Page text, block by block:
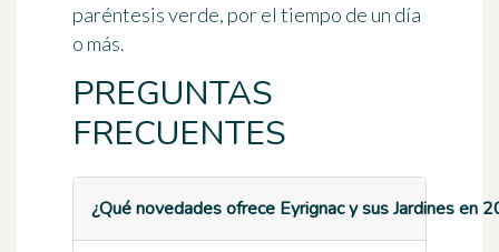
paréntesis verde, por el tiempo de un día
o más.
PREGUNTAS
FRECUENTES
¿Qué novedades ofrece Eyrignac y sus Jardines en